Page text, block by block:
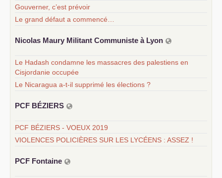
Gouverner, c’est prévoir
Le grand défaut a commencé…
Nicolas Maury Militant Communiste à Lyon
Le Hadash condamne les massacres des palestiens en
Cisjordanie occupée
Le Nicaragua a-t-il supprimé les élections ?
PCF BÉZIERS
PCF BÉZIERS - VOEUX 2019
VIOLENCES POLICIÈRES SUR LES LYCÉENS : ASSEZ !
PCF Fontaine